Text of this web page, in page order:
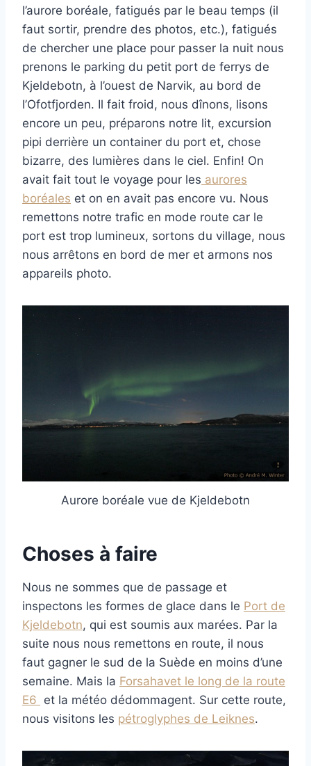
l’aurore boréale, fatigués par le beau temps (il
faut sortir, prendre des photos, etc.), fatigués
de chercher une place pour passer la nuit nous
prenons le parking du petit port de ferrys de
Kjeldebotn, à l’ouest de Narvik, au bord de
l’Ofotfjorden. Il fait froid, nous dînons, lisons
encore un peu, préparons notre lit, excursion
pipi derrière un container du port et, chose
bizarre, des lumières dans le ciel. Enfin! On
avait fait tout le voyage pour les aurores
boréales et on en avait pas encore vu. Nous
remettons notre trafic en mode route car le
port est trop lumineux, sortons du village, nous
nous arrêtons en bord de mer et armons nos
appareils photo.
Aurore boréale vue de Kjeldebotn
Choses à faire
Nous ne sommes que de passage et
inspectons les formes de glace dans le Port de
Kjeldebotn, qui est soumis aux marées. Par la
suite nous nous remettons en route, il nous
faut gagner le sud de la Suède en moins d’une
semaine. Mais la Forsahavet le long de la route
E6 et la météo dédommagent. Sur cette route,
nous visitons les pétroglyphes de Leiknes.